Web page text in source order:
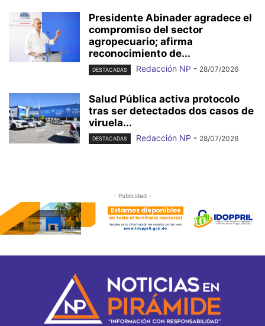
Presidente Abinader agradece el
compromiso del sector
agropecuario; afirma
reconocimiento de...
DESTACADAS Redacción NP - 28/07/2026
Salud Pública activa protocolo
tras ser detectados dos casos de
viruela...
DESTACADAS Redacción NP - 28/07/2026
- Publicidad -